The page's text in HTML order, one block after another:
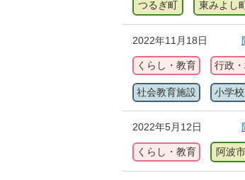
つるぎ町 東みよし
2022年11月18日
くらし・教育 行政
社会教育施設 小学校
2022年5月12日
くらし・教育 阿波市